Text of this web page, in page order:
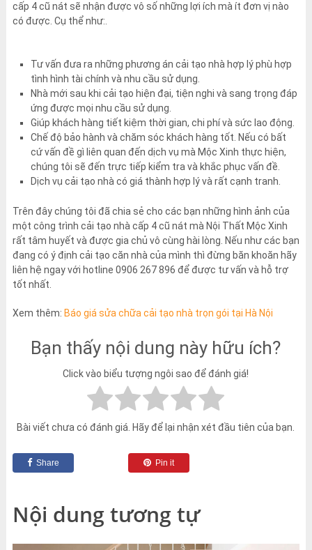
cấp 4 cũ nát sẽ nhận được vô số những lợi ích mà ít đơn vị nào
có được. Cụ thể như:.
Tư vấn đưa ra những phương án cải tạo nhà hợp lý phù hợp
tình hình tài chính và nhu cầu sử dụng.
Nhà mới sau khi cải tạo hiện đại, tiện nghi và sang trọng đáp
ứng được mọi nhu cầu sử dụng.
Giúp khách hàng tiết kiệm thời gian, chi phí và sức lao động.
Chế độ bảo hành và chăm sóc khách hàng tốt. Nếu có bất
cứ vấn đề gì liên quan đến dịch vụ mà Mộc Xinh thực hiện,
chúng tôi sẽ đến trực tiếp kiểm tra và khắc phục vấn đề.
Dịch vụ cải tạo nhà có giá thành hợp lý và rất cạnh tranh.
Trên đây chúng tôi đã chia sẻ cho các bạn những hình ảnh của
một công trình cải tạo nhà cấp 4 cũ nát mà Nội Thất Mộc Xinh
rất tâm huyết và được gia chủ vô cùng hài lòng. Nếu như các bạn
đang có ý định cải tạo căn nhà của mình thì đừng băn khoăn hãy
liên hệ ngay với hotline 0906 267 896 để được tư vấn và hỗ trợ
tốt nhất.
Xem thêm: Báo giá sửa chữa cải tạo nhà trọn gói tại Hà Nội
Bạn thấy nội dung này hữu ích?
Click vào biểu tượng ngôi sao để đánh giá!
Bài viết chưa có đánh giá. Hãy để lại nhận xét đầu tiên của bạn.
Share Pin it
Nội dung tương tự